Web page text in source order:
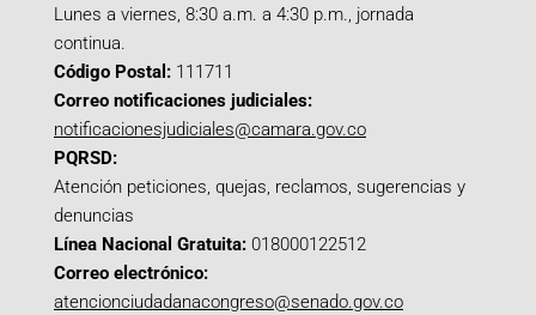
Lunes a viernes, 8:30 a.m. a 4:30 p.m., jornada
continua.
Código Postal: 111711
Correo notificaciones judiciales:
notificacionesjudiciales@camara.gov.co
PQRSD:
Atención peticiones, quejas, reclamos, sugerencias y
denuncias
Línea Nacional Gratuita: 018000122512
Correo electrónico:
atencionciudadanacongreso@senado.gov.co